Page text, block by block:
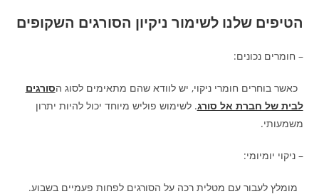
הטיפים שלנו לשימור ניקיון הסורגים השקופים
– חומרים נכונים:
כאשר בוחרים חומרי ניקוי, יש לוודא שהם מתאימים לסוג הסורגים
לבית של חברת אל סורג. לשימוש פוליש מיוחד יכול להיות יתרון
משמעותי.
– ניקוי יומיומי:
מומלץ לעבור עם מטלית רכה על הסורגים לפחות פעמיים בשבוע.